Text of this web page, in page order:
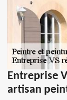
Entreprise
artisan